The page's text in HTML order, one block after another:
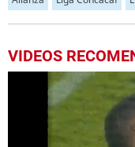
VIDEOS